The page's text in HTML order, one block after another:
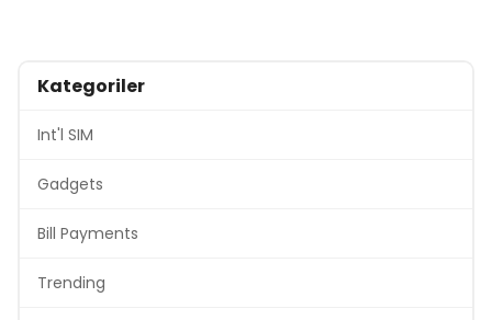
Kategoriler
Int'l SIM
Gadgets
Bill Payments
Trending